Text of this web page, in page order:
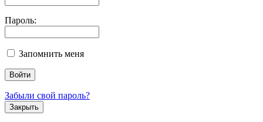
Пароль:
Запомнить меня
Забыли свой пароль?
Закрыть